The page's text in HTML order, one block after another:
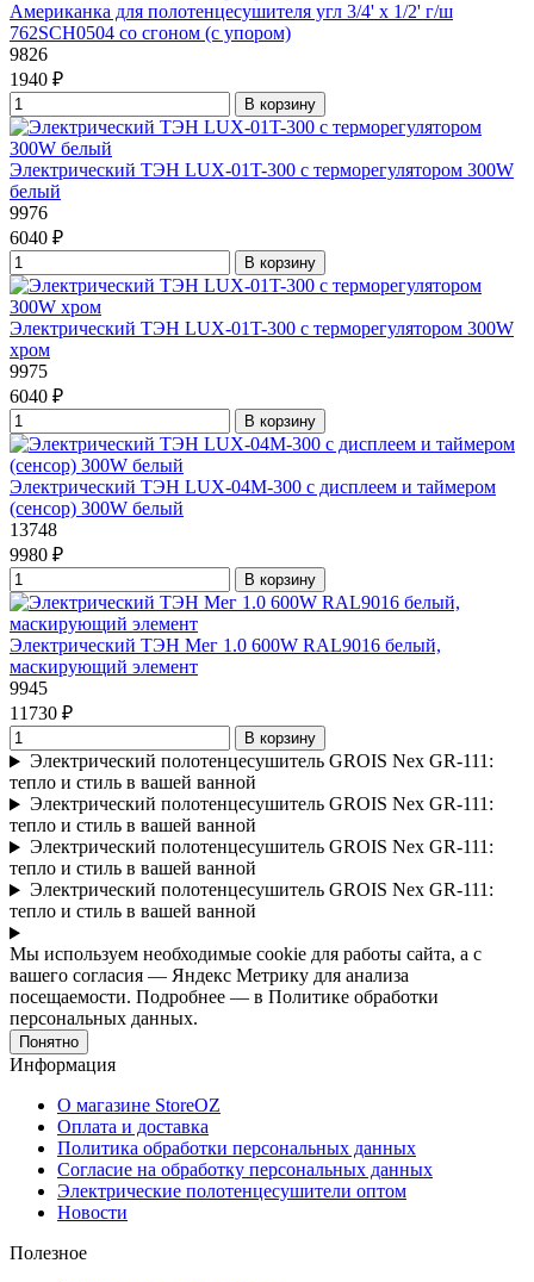
Американка для полотенцесушителя угл 3/4' x 1/2' г/ш
762SCH0504 со сгоном (с упором)
9826
1940 ₽
В корзину
Электрический ТЭН LUX-01T-300 с терморегулятором 300W
белый
9976
6040 ₽
В корзину
Электрический ТЭН LUX-01T-300 с терморегулятором 300W
хром
9975
6040 ₽
В корзину
Электрический ТЭН LUX-04М-300 с дисплеем и таймером
(сенсор) 300W белый
13748
9980 ₽
В корзину
Электрический ТЭН Мег 1.0 600W RAL9016 белый,
маскирующий элемент
9945
11730 ₽
В корзину
Электрический полотенцесушитель GROIS Nex GR-111:
тепло и стиль в вашей ванной
Электрический полотенцесушитель GROIS Nex GR-111:
тепло и стиль в вашей ванной
Электрический полотенцесушитель GROIS Nex GR-111:
тепло и стиль в вашей ванной
Электрический полотенцесушитель GROIS Nex GR-111:
тепло и стиль в вашей ванной
Мы используем необходимые cookie для работы сайта, а с
вашего согласия — Яндекс Метрику для анализа
посещаемости. Подробнее — в Политике обработки
персональных данных.
Понятно
Информация
О магазине StoreOZ
Оплата и доставка
Политика обработки персональных данных
Согласие на обработку персональных данных
Электрические полотенцесушители оптом
Новости
Полезное